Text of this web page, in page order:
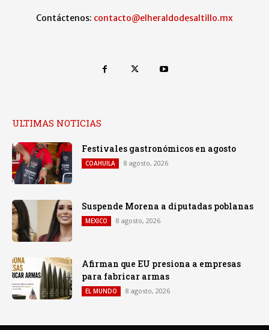
Contáctenos: contacto@elheraldodesaltillo.mx
ULTIMAS NOTICIAS
Festivales gastronómicos en agosto
COAHUILA 8 agosto, 2026
Suspende Morena a diputadas poblanas
MEXICO 8 agosto, 2026
Afirman que EU presiona a empresas
para fabricar armas
EL MUNDO 8 agosto, 2026